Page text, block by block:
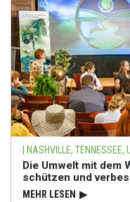
| NASHVILLE, TENNESSEE,
Die Umwelt mit dem
schützen und
MEHR LESEN ▶